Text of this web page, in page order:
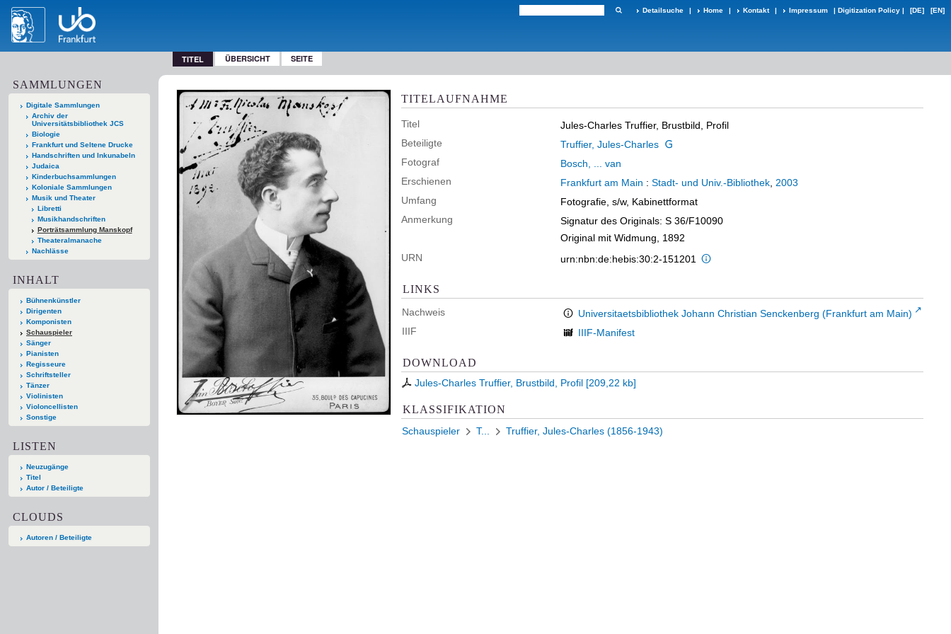
Detailsuche | Home | Kontakt | Impressum | Digitization Policy | [DE] [EN]
TITEL ÜBERSICHT SEITE
SAMMLUNGEN
Digitale Sammlungen
Archiv der
Universitätsbibliothek JCS
Biologie
Frankfurt und Seltene Drucke
Handschriften und Inkunabeln
Judaica
Kinderbuchsammlungen
Koloniale Sammlungen
Musik und Theater
Libretti
Musikhandschriften
Porträtsammlung Manskopf
Theateralmanache
Nachlässe
INHALT
Bühnenkünstler
Dirigenten
Komponisten
Schauspieler
Sänger
Pianisten
Regisseure
Schriftsteller
Tänzer
Violinisten
Violoncellisten
Sonstige
LISTEN
Neuzugänge
Titel
Autor / Beteiligte
CLOUDS
Autoren / Beteiligte
TITELAUFNAHME
Titel
Jules-Charles Truffier, Brustbild, Profil
Beteiligte
Truffier, Jules-Charles
Fotograf
Bosch, ... van
Erschienen
Frankfurt am Main : Stadt- und Univ.-Bibliothek 2003
Umfang
Fotografie, s/w, Kabinettformat
Anmerkung
Signatur des Originals: S 36/F10090
Original mit Widmung, 1892
URN
urn:nbn:de:hebis:30:2-151201
LINKS
Nachweis
Universitaetsbibliothek Johann Christian Senckenberg (Frankfurt am Main)
IIIF
IIIF-Manifest
DOWNLOAD
Jules-Charles Truffier, Brustbild, Profil [209,22 kb]
KLASSIFIKATION
Schauspieler T... Truffier, Jules-Charles (1856-1943)